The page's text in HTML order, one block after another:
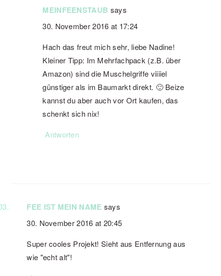
MEINFEENSTAUB says
30. November 2016 at 17:24
Hach das freut mich sehr, liebe Nadine!
Kleiner Tipp: Im Mehrfachpack (z.B. über
Amazon) sind die Muschelgriffe viiiiel
günstiger als im Baumarkt direkt. 🙂 Beize
kannst du aber auch vor Ort kaufen, das
schenkt sich nix!
Antworten
FEE IST MEIN NAME says
30. November 2016 at 20:45
Super cooles Projekt! Sieht aus Entfernung aus
wie "echt alt"!